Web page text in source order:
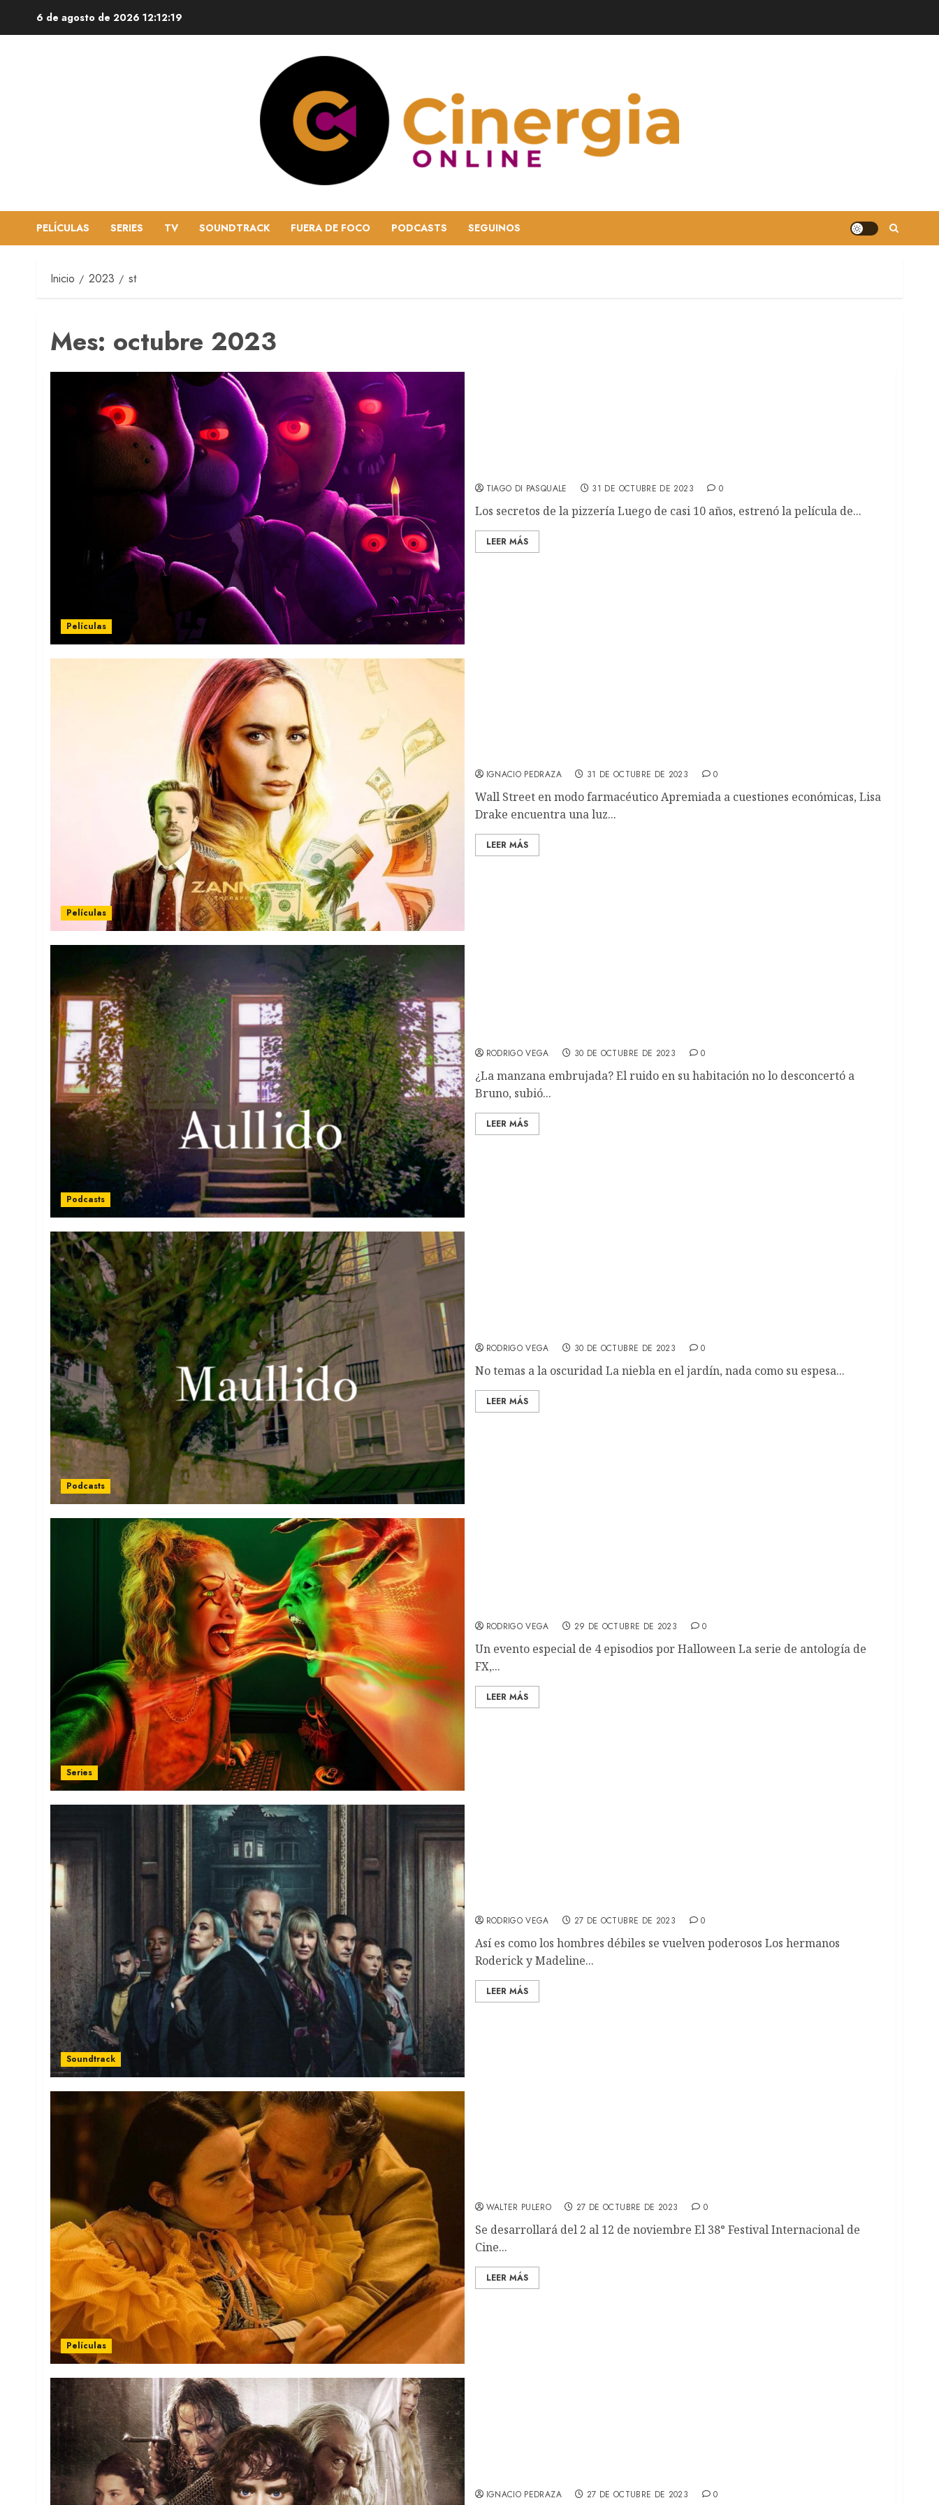
6 de agosto de 2026 12:12:21
PELÍCULAS SERIES TV SOUNDTRACK FUERA DE FOCO PODCASTS SEGUINOS
Inicio 2023 st
Mes: octubre 2023
Películas
TIAGO DI PASQUALE 31 DE OCTUBRE DE 2023 0
Los secretos de la pizzería Luego de casi 10 años, estrenó la película de...
LEER MÁS
Películas
IGNACIO PEDRAZA 31 DE OCTUBRE DE 2023 0
Wall Street en modo farmacéutico Apremiada a cuestiones económicas, Lisa
Drake encuentra una luz...
LEER MÁS
Podcasts
RODRIGO VEGA 30 DE OCTUBRE DE 2023 0
¿La manzana embrujada? El ruido en su habitación no lo desconcertó a
Bruno, subió...
LEER MÁS
Podcasts
RODRIGO VEGA 30 DE OCTUBRE DE 2023 0
No temas a la oscuridad La niebla en el jardín, nada como su espesa...
LEER MÁS
Series
RODRIGO VEGA 29 DE OCTUBRE DE 2023 0
Un evento especial de 4 episodios por Halloween La serie de antología de
FX,...
LEER MÁS
Soundtrack
RODRIGO VEGA 27 DE OCTUBRE DE 2023 0
Así es como los hombres débiles se vuelven poderosos Los hermanos
Roderick y Madeline...
LEER MÁS
Películas
WALTER PULERO 27 DE OCTUBRE DE 2023 0
Se desarrollará del 2 al 12 de noviembre El 38° Festival Internacional de
Cine...
LEER MÁS
IGNACIO PEDRAZA 27 DE OCTUBRE DE 2023 0